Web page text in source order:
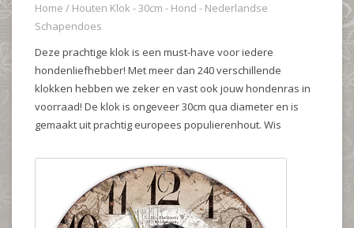
Home / Houten Klok - 30cm - Hond - Nederlandse
Schapendoes
Deze prachtige klok is een must-have voor iedere
hondenliefhebber! Met meer dan 240 verschillende
klokken hebben we zeker en vast ook jouw hondenras in
voorraad! De klok is ongeveer 30cm qua diameter en is
gemaakt uit prachtig europees populierenhout. Wis